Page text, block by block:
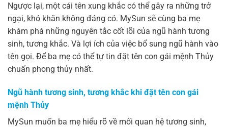
Ngược lại, một cái tên xung khắc có thể gây ra những trở
ngại, khó khăn không đáng có. MySun sẽ cùng ba mẹ
khám phá những nguyên tắc cốt lõi của ngũ hành tương
sinh, tương khắc. Và lợi ích của việc bổ sung ngũ hành vào
tên gọi. Để ba mẹ có thể tự tin đặt tên con gái mệnh Thủy
chuẩn phong thủy nhất.
Ngũ hành tương sinh, tương khắc khi đặt tên con gái
mệnh Thủy
MySun muốn ba mẹ hiểu rõ về mối quan hệ tương sinh,